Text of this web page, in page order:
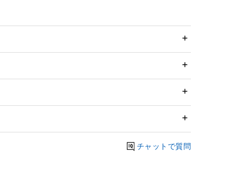
チャットで質問